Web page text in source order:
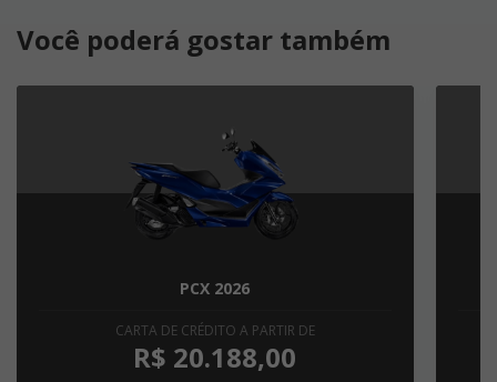
Você poderá gostar também
PCX 2026
CARTA DE CRÉDITO A PARTIR DE
R$ 20.188,00